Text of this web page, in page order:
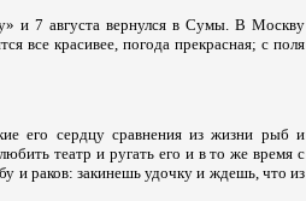
и 7 августа вернулся в Сумы. В Москву
все красивее, погода прекрасная; с поля
его сердцу сравнения из жизни рыб и
театр и ругать его и в то же время с
и раков: закинешь удочку и ждешь, что из